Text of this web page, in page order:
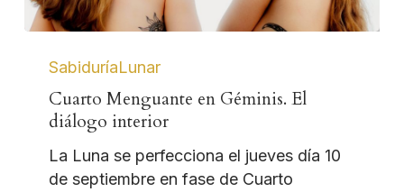
SabiduríaLunar
Cuarto Menguante en Géminis. El
diálogo interior
La Luna se perfecciona el jueves día 10
de septiembre en fase de Cuarto